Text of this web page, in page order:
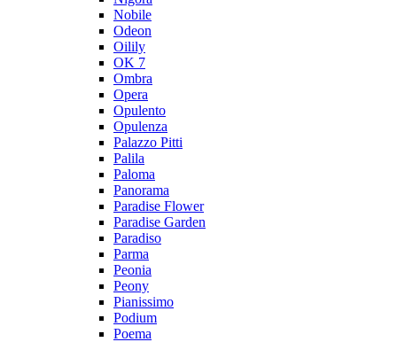
Nobile
Odeon
Oilily
OK 7
Ombra
Opera
Opulento
Opulenza
Palazzo Pitti
Palila
Paloma
Panorama
Paradise Flower
Paradise Garden
Paradiso
Parma
Peonia
Peony
Pianissimo
Podium
Poema